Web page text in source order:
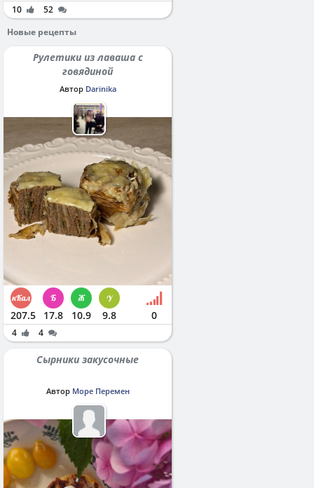
10
52
Новые рецепты
Рулетики из лаваша с
говядиной
Автор Darinika
207.5 17.8 10.9 9.8 0
4 4
Сырники закусочные
Автор Море Перемен